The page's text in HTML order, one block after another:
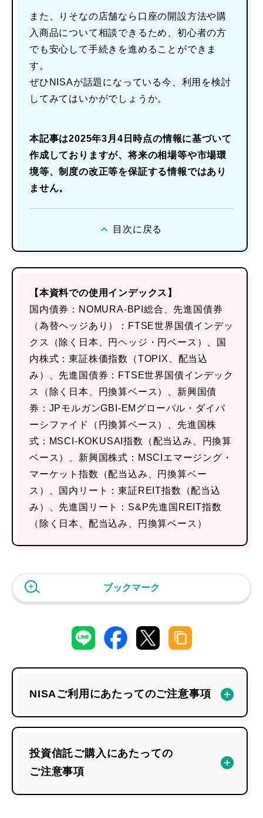
また、りそなの店舗なら口座の開設方法や購
入商品について相談できるため、初心者の方
でも安心して手続きを進めることができま
す。
ぜひNISAが話題になっている今、利用を検討
してみてはいかがでしょうか。
本記事は2025年3月4日時点の情報に基づいて
作成しておりますが、将来の相場等や市場環
境等、制度の改正等を保証する情報ではあり
ません。
目次に戻る
【本資料での使用インデックス】
国内債券：NOMURA-BPI総合、先進国債券
（為替ヘッジあり）：FTSE世界国債インデッ
クス（除く日本、円ヘッジ・円ベース）、国
内株式：東証株価指数（TOPIX、配当込
み）、先進国債券：FTSE世界国債インデック
ス（除く日本、円換算ベース）、新興国債
券：JPモルガンGBI-EMグローバル・ダイバ
ーシファイド（円換算ベース）、先進国株
式：MSCI-KOKUSAI指数（配当込み、円換算
ベース）、新興国株式：MSCIエマージング・
マーケット指数（配当込み、円換算ベー
ス）、国内リート：東証REIT指数（配当込
み）、先進国リート：S&P先進国REIT指数
（除く日本、配当込み、円換算ベース）
ブックマーク
NISAご利用にあたってのご注意事項
投資信託ご購入にあたっての
ご注意事項